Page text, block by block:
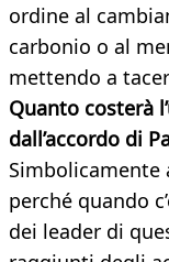
ordine al
carbonio o al
mettendo a
Quanto costerà
dall’accordo di
perché quando
dei leader di